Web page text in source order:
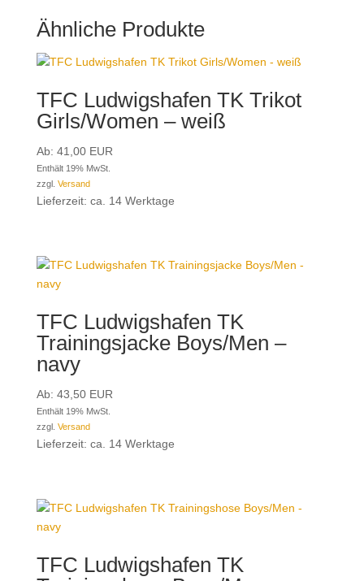
Ähnliche Produkte
TFC Ludwigshafen TK Trikot
Girls/Women – weiß
Ab: 41,00EUR
Enthält 19% MwSt.
zzgl. Versand
Lieferzeit: ca. 14 Werktage
TFC Ludwigshafen TK
Trainingsjacke Boys/Men –
navy
Ab: 43,50EUR
Enthält 19% MwSt.
zzgl. Versand
Lieferzeit: ca. 14 Werktage
TFC Ludwigshafen TK